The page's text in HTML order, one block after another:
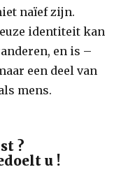
naïef zijn.
identiteit kan
en is –
een deel van
mens.
?
u !